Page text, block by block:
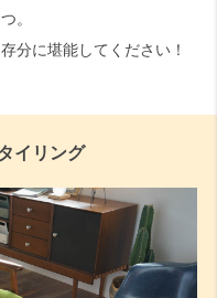
。
分に堪能してください！
イリング